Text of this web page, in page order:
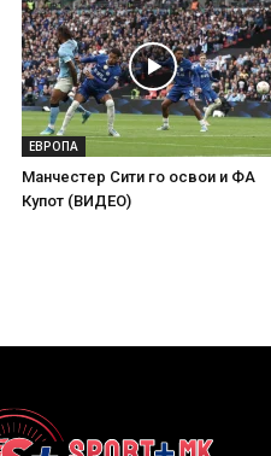
ЕВРОПА
Манчестер Сити го освои и ФА
Купот (ВИДЕО)